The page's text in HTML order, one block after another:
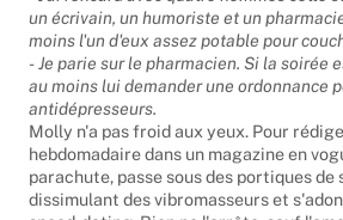
- J'ai rencard avec quatre hommes cette
un écrivain, un humoriste et un
moins l'un d'eux assez potable pour
- Je parie sur le pharmacien. Si la soirée
au moins lui demander une ordonnance
antidépresseurs.
Molly n'a pas froid aux yeux. Pour
hebdomadaire dans un magazine en
parachute, passe sous des portiques de